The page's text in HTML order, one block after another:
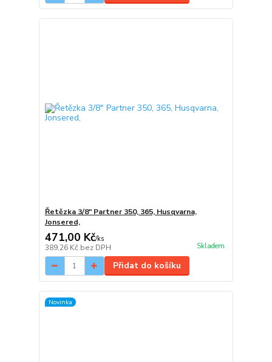
Řetězka 3/8" Partner 350, 365, Husqvarna,
Jonsered,
471,00 Kč/ks
389,26 Kč bez DPH Skladem
Přidat do košíku
Novinka